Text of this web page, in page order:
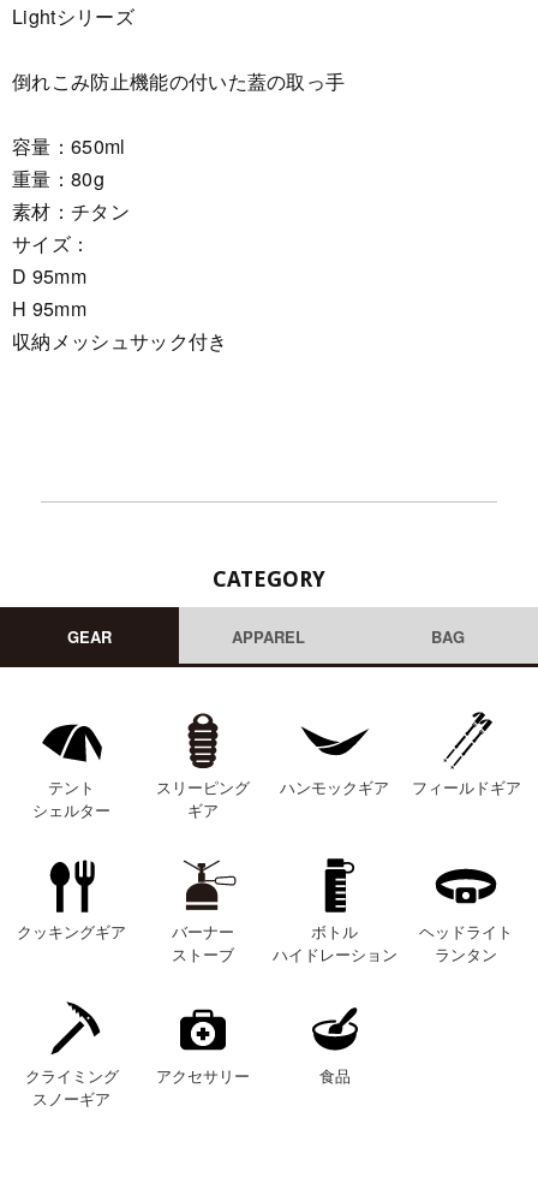
Lightシリーズ
倒れこみ防止機能の付いた蓋の取っ手
容量：650ml
重量：80g
素材：チタン
サイズ：
D 95mm
H 95mm
収納メッシュサック付き
CATEGORY
GEAR APPAREL BAG
テント
シェルター
スリーピング
ギア
ハンモックギア フィールドギア
クッキングギア
バーナー
ストーブ
ボトル
ハイドレーション
ヘッドライト
ランタン
クライミング
スノーギア
アクセサリー 食品